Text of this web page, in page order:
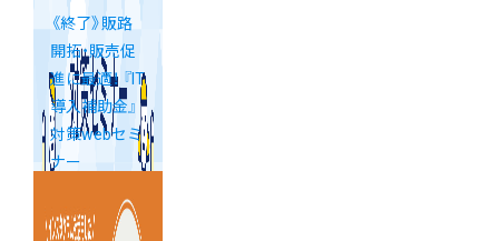
《終了》販路
開拓・販売促
進に最適！ 『IT
導入補助金』
対策webセミ
ナー